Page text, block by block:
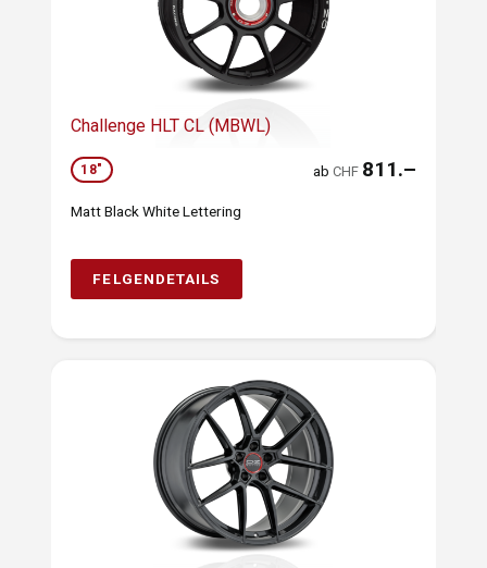
Challenge HLT CL (MBWL)
18" abCHF 811.–
Matt Black White Lettering
FELGENDETAILS